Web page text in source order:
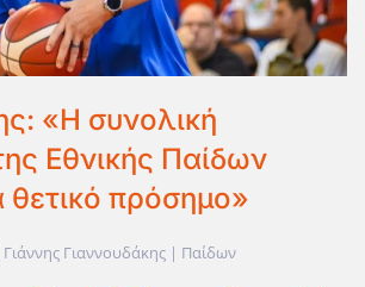
«Η συνολική
Εθνικής Παίδων
θετικό πρόσημο»
Γιάννης Γιαννουδάκης | Παίδων